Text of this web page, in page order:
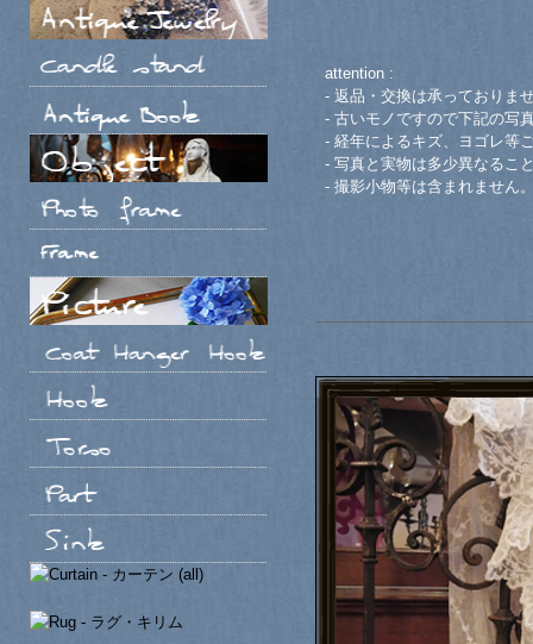
attention :
- 返品・交換は承っておりま
- 古いモノですので下記の写
- 経年によるキズ、ヨゴレ等
- 写真と実物は多少異なるこ
- 撮影小物等は含まれません